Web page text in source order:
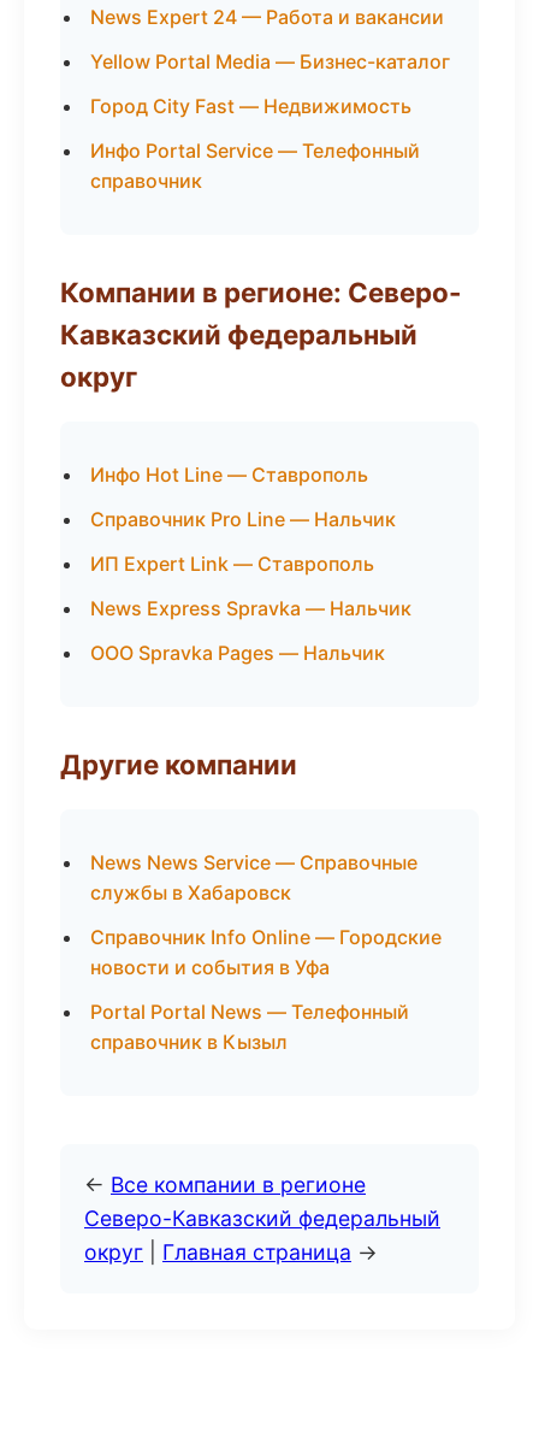
News Expert 24 — Работа и вакансии
Yellow Portal Media — Бизнес-каталог
Город City Fast — Недвижимость
Инфо Portal Service — Телефонный
справочник
Компании в регионе: Северо-
Кавказский федеральный
округ
Инфо Hot Line — Ставрополь
Справочник Pro Line — Нальчик
ИП Expert Link — Ставрополь
News Express Spravka — Нальчик
ООО Spravka Pages — Нальчик
Другие компании
News News Service — Справочные
службы в Хабаровск
Справочник Info Online — Городские
новости и события в Уфа
Portal Portal News — Телефонный
справочник в Кызыл
← Все компании в регионе
Северо-Кавказский федеральный
округ
Главная страница →